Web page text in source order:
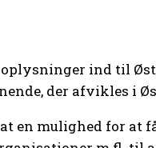
oplysninger ind til
der afvikles i
en mulighed for at